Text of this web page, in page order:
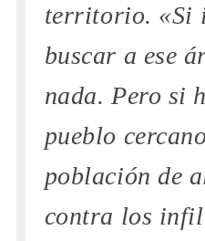
territorio. «Si
buscar a ese
nada. Pero si
pueblo
población de
contra los